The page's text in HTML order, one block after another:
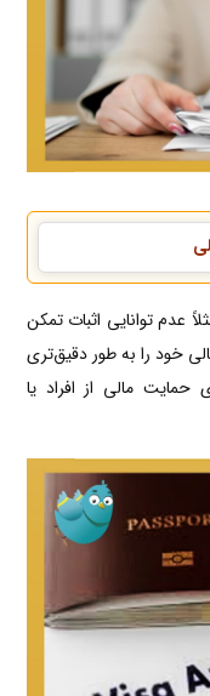
عدم توانایی اثبات تمکن
خود را به طور دقیق‌تری
حمایت مالی از افراد یا